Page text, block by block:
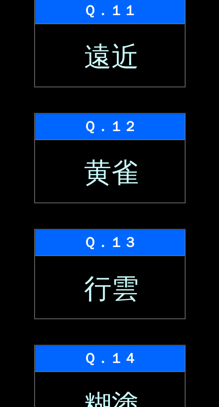
Ｑ．１１
遠近
Ｑ．１２
黄雀
Ｑ．１３
行雲
Ｑ．１４